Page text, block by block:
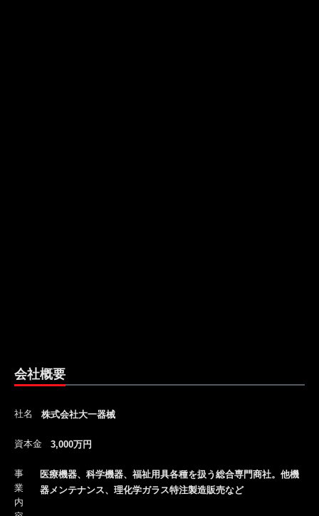
会社概要
社名 株式会社大一器械
資本金 3,000万円
事
業
内
医療機器、科学機器、福祉用具各種を扱う総合専門商社。他機
器メンテナンス、理化学ガラス特注製造販売など